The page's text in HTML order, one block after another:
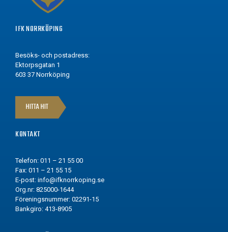
IFK NORRKÖPING
Besöks- och postadress:
Ektorpsgatan 1
603 37 Norrköping
HITTA HIT
KONTAKT
Telefon: 011 – 21 55 00
Fax: 011 – 21 55 15
E-post: info@ifknorrkoping.se
Org.nr: 825000-1644
Föreningsnummer: 02291-15
Bankgiro: 413-8905